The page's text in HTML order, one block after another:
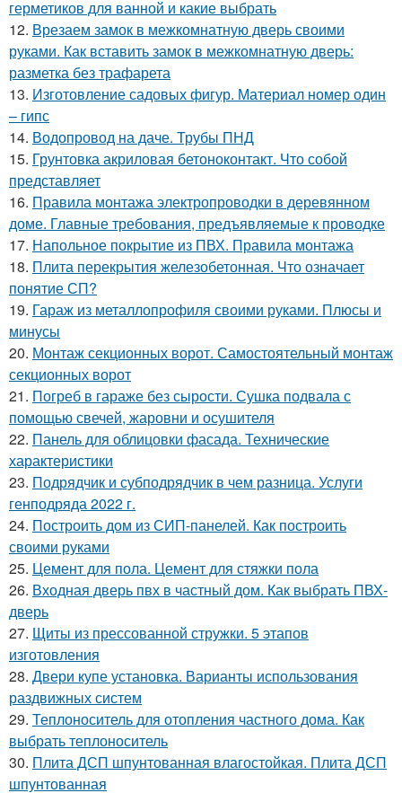
герметиков для ванной и какие выбрать
12. Врезаем замок в межкомнатную дверь своими
руками. Как вставить замок в межкомнатную дверь:
разметка без трафарета
13. Изготовление садовых фигур. Материал номер один
– гипс
14. Водопровод на даче. Трубы ПНД
15. Грунтовка акриловая бетоноконтакт. Что собой
представляет
16. Правила монтажа электропроводки в деревянном
доме. Главные требования, предъявляемые к проводке
17. Напольное покрытие из ПВХ. Правила монтажа
18. Плита перекрытия железобетонная. Что означает
понятие СП?
19. Гараж из металлопрофиля своими руками. Плюсы и
минусы
20. Монтаж секционных ворот. Самостоятельный монтаж
секционных ворот
21. Погреб в гараже без сырости. Сушка подвала с
помощью свечей, жаровни и осушителя
22. Панель для облицовки фасада. Технические
характеристики
23. Подрядчик и субподрядчик в чем разница. Услуги
генподряда 2022 г.
24. Построить дом из СИП-панелей. Как построить
своими руками
25. Цемент для пола. Цемент для стяжки пола
26. Входная дверь пвх в частный дом. Как выбрать ПВХ-
дверь
27. Щиты из прессованной стружки. 5 этапов
изготовления
28. Двери купе установка. Варианты использования
раздвижных систем
29. Теплоноситель для отопления частного дома. Как
выбрать теплоноситель
30. Плита ДСП шпунтованная влагостойкая. Плита ДСП
шпунтованная